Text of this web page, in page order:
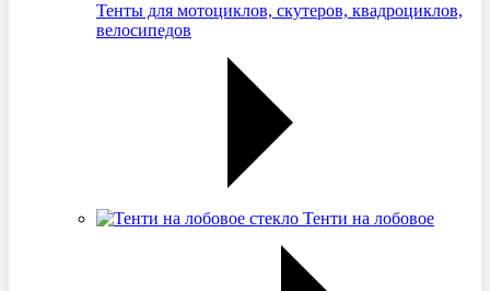
Тенты для мотоциклов, скутеров, квадроциклов,
велосипедов
Тенти на лобовое